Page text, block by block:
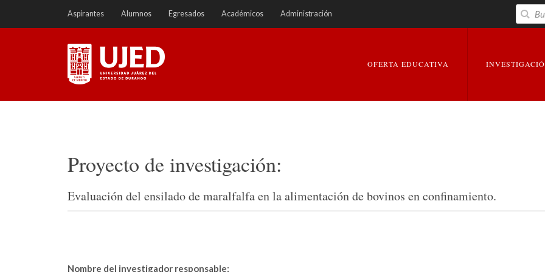
a
Buscar
Aspirantes Alumnos Egresados Académicos Administración
EXPANDIR
OFERTA EDUCATIVA EXPANDIR
Proyecto de investigación:
Evaluación del ensilado de maralfalfa en la alimentación de bovinos en confinamiento.
Nombre del investigador responsable: